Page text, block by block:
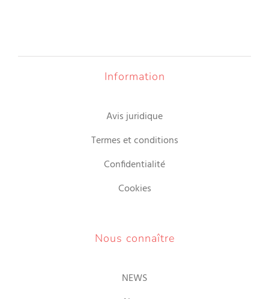
Information
Avis juridique
Termes et conditions
Confidentialité
Cookies
Nous connaître
NEWS